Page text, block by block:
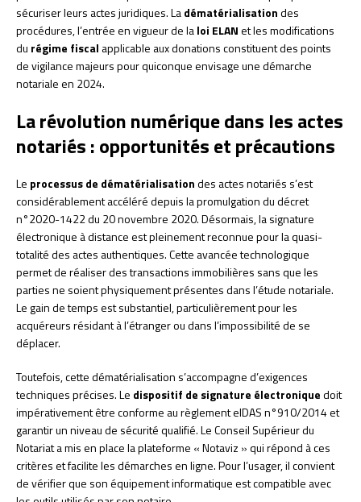
sécuriser leurs actes juridiques. Ladématérialisationdes
procédures, l’entrée en vigueur de laloi ELANet les modifications
du régime fiscal applicable aux donations constituent des points
de vigilance majeurs pour quiconque envisage une démarche
notariale en 2024.
La révolution numérique dans les actes
notariés : opportunités et précautions
Le processus de dématérialisationdes actes notariés s’est
considérablement accéléré depuis la promulgation du décret
n°2020-1422 du 20 novembre 2020. Désormais, la signature
électronique à distance est pleinement reconnue pour la quasi-
totalité des actes authentiques. Cette avancée technologique
permet de réaliser des transactions immobilières sans que les
parties ne soient physiquement présentes dans l’étude notariale.
Le gain de temps est substantiel, particulièrement pour les
acquéreurs résidant à l’étranger ou dans l’impossibilité de se
déplacer.
Toutefois, cette dématérialisation s’accompagne d’exigences
techniques précises. Le dispositif de signature électroniquedoit
impérativement être conforme au règlement eIDAS n°910/2014 et
garantir un niveau de sécurité qualifié. Le Conseil Supérieur du
Notariat a mis en place la plateforme « Notaviz » qui répond à ces
critères et facilite les démarches en ligne. Pour l’usager, il convient
de vérifier que son équipement informatique est compatible avec